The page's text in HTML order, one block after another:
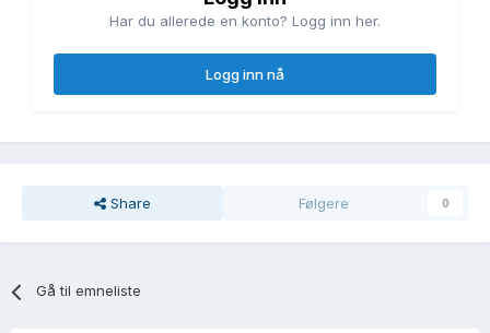
Har du allerede en konto? Logg inn her.
Logg inn nå
Share Følgere 0
Gå til emneliste